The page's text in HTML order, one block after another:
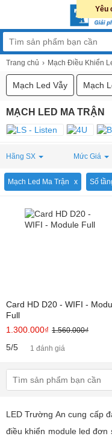
Trang chủ Mạch Điều Khiển
Mạch Led Vẫy Mạch
MẠCH LED MA TRẬN
Hãng SX Mức Giá
Mạch Led Ma Trận Số
Card HD D20 - WIFI -
Full
1.300.000₫ 1.560.000₫
5/5 1 đánh giá
LED Trường An cung cấp
điều khiển module led đơn
Yêu